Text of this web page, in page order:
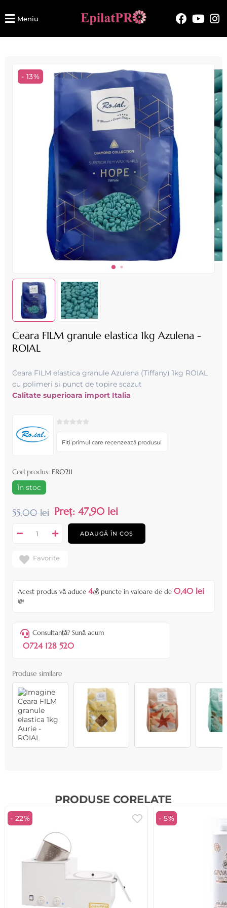
Meniu
- 13%
Ceara FILM granule elastica 1kg Azulena -
ROIAL
Ceara FILM elastica granule Azulena (Tiffany) 1kg ROIAL
cu polimeri si punct de topire scazut
Calitate superioara import Italia
Fiți primul care recenzează produsul
Cod produs: ERO211
În stoc
55,00 lei Preț: 47,90 lei
ADAUGĂ ÎN COȘ
Favorite
Acest produs vă aduce 4💰 puncte în valoare de de 0,40 lei
💸
Consultanță? Sună acum
0724 128 520
Produse similare
PRODUSE CORELATE
- 22% - 5%